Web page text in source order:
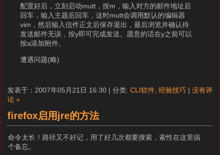
配置好后，立刻启动mutt，按m，输入对方的邮件地址后
回车，输入主题后回车，这时mutt会调用默认的编辑器
vim，然后输入信件正文后保存退出，最后浏览并确认待
发送邮件无误，按y即可完成发送。愿意的话在y之前可以
按a添加附件。
遭遇问题(略)
发表于：2007年05月21日 16:30 | 分类: CLI软件 经验技巧 | 没有评
论 »
firefox启用jre的方法
命令太长！路径又不好记，用了好几次都要搜索，索性在这里搞
个备忘。